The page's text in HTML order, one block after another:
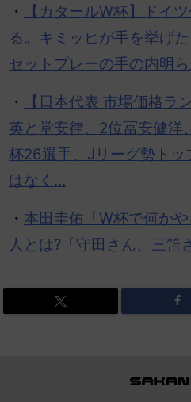
・
【カタールW杯】ドイ
る。キミッヒが手を挙げ
セットプレーの手の内明
・
【日本代表 市場価格ラ
英と堂安律、2位冨安健洋
杯26選手、Jリーグ勢ト
はなく…
・ 本田圭佑「W杯で何か
人とは?「守田さん、三笘